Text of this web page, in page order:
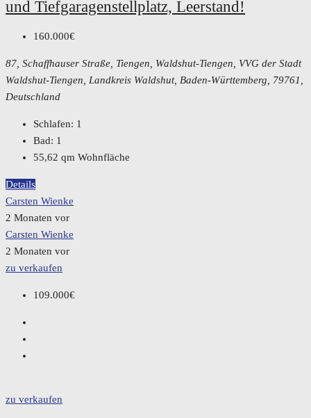
und Tiefgaragenstellplatz, Leerstand!
160.000€
87, Schaffhauser Straße, Tiengen, Waldshut-Tiengen, VVG der Stadt
Waldshut-Tiengen, Landkreis Waldshut, Baden-Württemberg, 79761,
Deutschland
Schlafen: 1
Bad: 1
55,62 qm Wohnfläche
Details
Carsten Wienke
2 Monaten vor
Carsten Wienke
2 Monaten vor
zu verkaufen
109.000€
zu verkaufen